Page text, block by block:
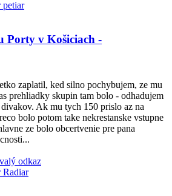
Porty v Košiciach -
zaplatil, ked silno pochybujem, ze mu
prehliadky skupin tam bolo - odhadujem
Ak mu tych 150 prislo az na
bolo potom take nekrestanske vstupne
ze bolo obcertvenie pre pana
odkaz